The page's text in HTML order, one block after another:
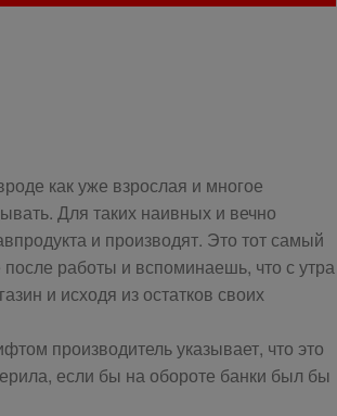
как уже взрослая и многое
Для таких наивных и вечно
и производят. Это тот самый
работы и вспоминаешь, что с утра
и исходя из остатков своих
производитель указывает, что это
если бы на обороте банки был бы